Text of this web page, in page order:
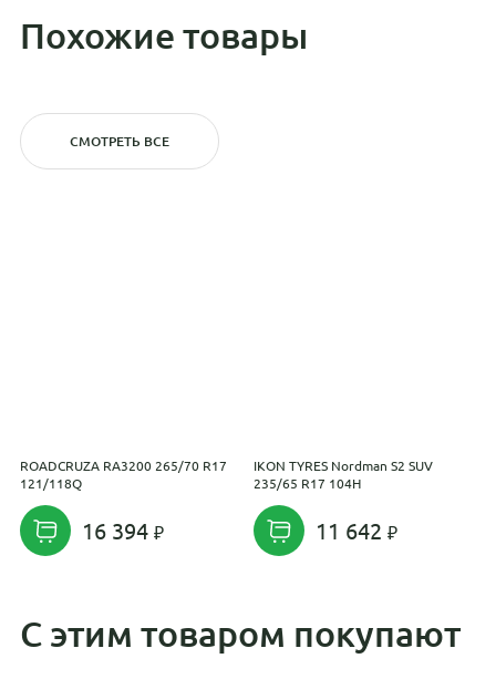
Похожие товары
СМОТРЕТЬ ВСЕ
ROADCRUZA RA3200 265/70 R17
121/118Q
16 394
IKON TYRES Nordman S2 SUV
235/65 R17 104H
11 642
С этим товаром покупают